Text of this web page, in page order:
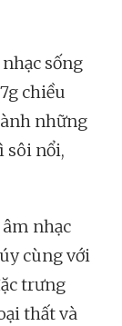
sống
chiều
những
sôi nổi,
nhạc
cùng với
trưng
thất và